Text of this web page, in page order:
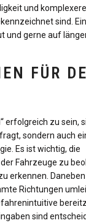
und komplexere
sind.
und gerne auf
FÜR
erfolgreich zu sein,
sondern auch
Es ist wichtig, die
Fahrzeuge zu
erkennen.
Richtungen
sind